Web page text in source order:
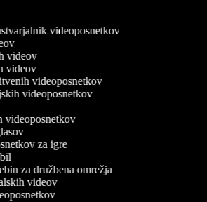
videoposnetkov
videov
videov
videoposnetkov
videoposnetkov
videoposnetkov
za igre
za družbena omrežja
videov